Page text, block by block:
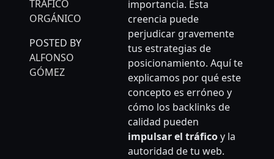
TRÁFICO
ORGÁNICO
POSTED BY
ALFONSO
GÓMEZ
importancia. Esta
creencia puede
perjudicar gravemente
tus estrategias de
posicionamiento. Aquí te
explicamos por qué este
concepto es erróneo y
cómo los backlinks de
calidad pueden
impulsar el tráficoy la
autoridad de tu web.